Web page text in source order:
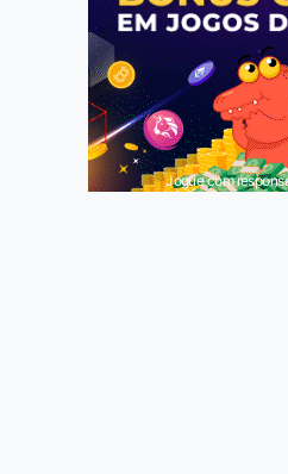
Jogue com